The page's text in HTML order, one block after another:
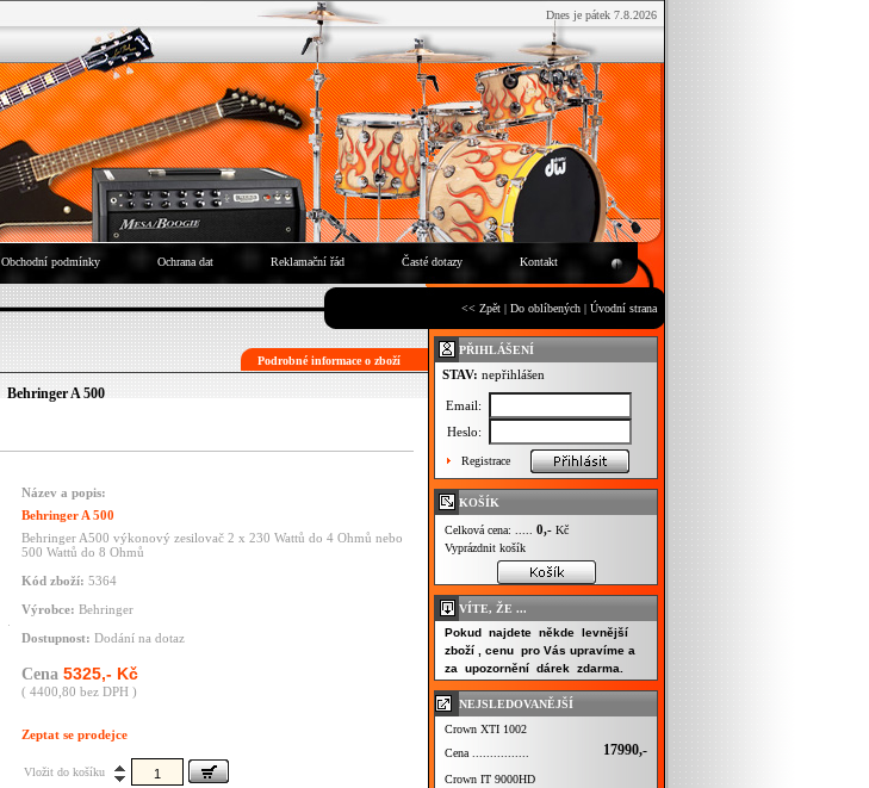
Dnes je pátek 7.8.2026
Obchodní podmínky Ochrana dat Reklamační řád Časté dotazy Kontakt
<< Zpět | Do oblíbených | Úvodní strana
Podrobné informace o zboží
Behringer A 500
Název a popis:
Behringer A 500
Behringer A500 výkonový zesilovač 2 x 230 Wattů do 4 Ohmů nebo
500 Wattů do 8 Ohmů
Kód zboží: 5364
Výrobce: Behringer
Dostupnost: Dodání na dotaz
Cena 5325,- Kč
( 4400,80 bez DPH )
Zeptat se prodejce
Vložit do košíku
PŘIHLÁŠENÍ
STAV: nepřihlášen
Email:
Heslo:
Registrace
KOŠÍK
Celková cena: ..... 0,- Kč
Vyprázdnit košík
VÍTE, ŽE ...
Pokud najdete někde levnější
zboží , cenu pro Vás upravíme a
za upozornění dárek zdarma.
NEJSLEDOVANĚJŠÍ
Crown XTI 1002
Cena ................
17990,-
Crown IT 9000HD